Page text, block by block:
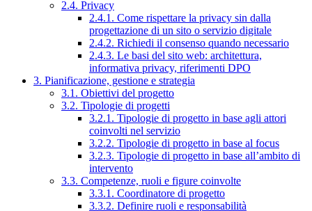
2.4. Privacy
2.4.1. Come rispettare la privacy sin dalla
progettazione di un sito o servizio digitale
2.4.2. Richiedi il consenso quando necessario
2.4.3. Le basi del sito web: architettura,
informativa privacy, riferimenti DPO
3. Pianificazione, gestione e strategia
3.1. Obiettivi del progetto
3.2. Tipologie di progetti
3.2.1. Tipologie di progetto in base agli attori
coinvolti nel servizio
3.2.2. Tipologie di progetto in base al focus
3.2.3. Tipologie di progetto in base all’ambito di
intervento
3.3. Competenze, ruoli e figure coinvolte
3.3.1. Coordinatore di progetto
3.3.2. Definire ruoli e responsabilità